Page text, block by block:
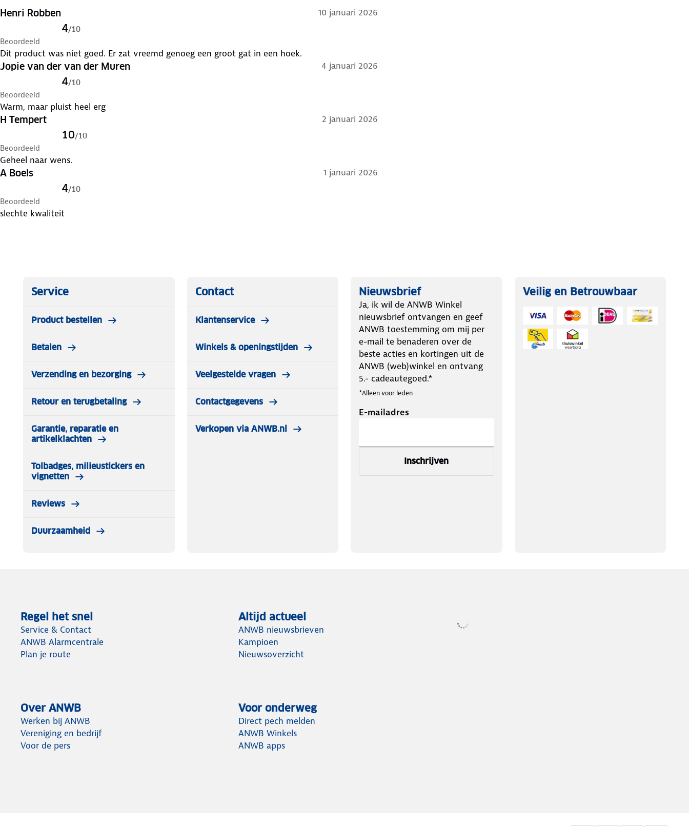
Henri Robben 10 januari 2026
4/10
Beoordeeld
Dit product was niet goed. Er zat vreemd genoeg een groot gat in een hoek.
Jopie van der van der Muren 4 januari 2026
4/10
Beoordeeld
Warm, maar pluist heel erg
H Tempert 2 januari 2026
10/10
Beoordeeld
Geheel naar wens.
A Boels 1 januari 2026
4/10
Beoordeeld
slechte kwaliteit
Service
Product bestellen
Betalen
Verzending en bezorging
Retour en terugbetaling
Garantie, reparatie en
artikelklachten
Tolbadges, milieustickers en
vignetten
Reviews
Duurzaamheid
Contact
Klantenservice
Winkels & openingstijden
Veelgestelde vragen
Contactgegevens
Verkopen via ANWB.nl
Nieuwsbrief
Ja, ik wil de ANWB Winkel
nieuwsbrief ontvangen en geef
ANWB toestemming om mij per
e-mail te benaderen over de
beste acties en kortingen uit de
ANWB (web)winkel en ontvang
5.- cadeautegoed.*
*Alleen voor leden
E-mailadres
Inschrijven
Veilig en Betrouwbaar
Regel het snel
Service & Contact
ANWB Alarmcentrale
Plan je route
Altijd actueel
ANWB nieuwsbrieven
Kampioen
Nieuwsoverzicht
Over ANWB
Werken bij ANWB
Vereniging en bedrijf
Voor de pers
Voor onderweg
Direct pech melden
ANWB Winkels
ANWB apps